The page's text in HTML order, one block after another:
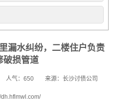
漏水纠纷，二楼住户负责
破损管道
人气：650 来源：长沙讨债公司